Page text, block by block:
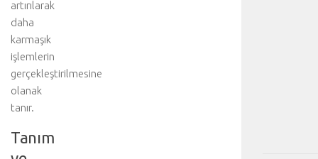
artırılarak
daha
karmaşık
işlemlerin
gerçekleştirilmesine
olanak
tanır.
Tanım